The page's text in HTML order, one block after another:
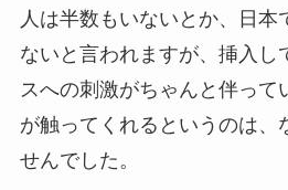
人は半数もいないとか、日本
ないと言われますが、挿入し
スへの刺激がちゃんと伴って
が触ってくれるというのは、
せんでした。